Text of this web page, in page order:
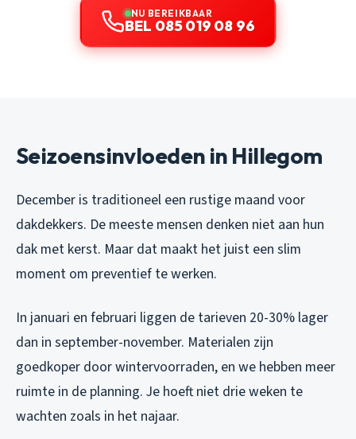
NU BEREIKBAAR
BEL 085 019 08 96
Seizoensinvloeden in Hillegom
December is traditioneel een rustige maand voor
dakdekkers. De meeste mensen denken niet aan hun
dak met kerst. Maar dat maakt het juist een slim
moment om preventief te werken.
In januari en februari liggen de tarieven 20-30% lager
dan in september-november. Materialen zijn
goedkoper door wintervoorraden, en we hebben meer
ruimte in de planning. Je hoeft niet drie weken te
wachten zoals in het najaar.